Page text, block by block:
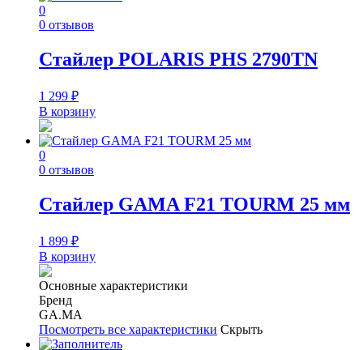
0
0 отзывов
Стайлер POLARIS PHS 2790TN
1 299 ₽
В корзину
0
0 отзывов
Стайлер GAMA F21 TOURM 25 мм
1 899 ₽
В корзину
Основные характеристики
Бренд
GA.MA
Посмотреть все характеристики Скрыть